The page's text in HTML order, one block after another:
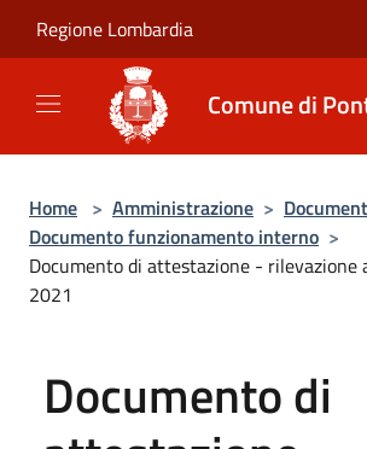
Regione Lombardia
Comune di
Home > Amministrazione >
Documento funzionamento interno >
Documento di attestazione - rilevazione
2021
Documento di